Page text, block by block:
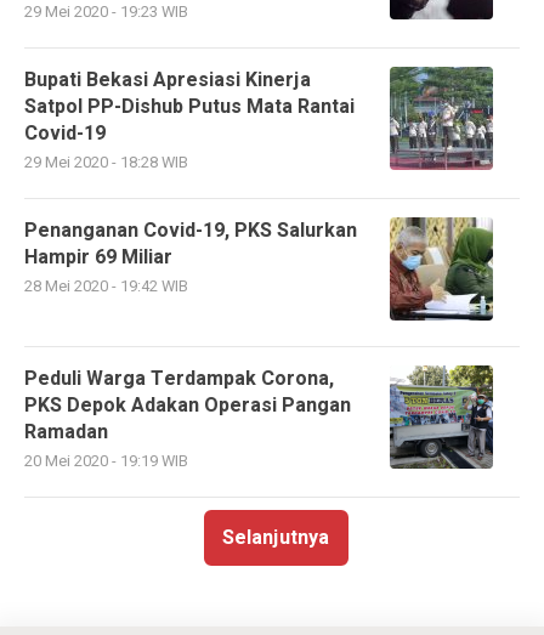
29 Mei 2020 - 19:23 WIB
Bupati Bekasi Apresiasi Kinerja
Satpol PP-Dishub Putus Mata Rantai
Covid-19
29 Mei 2020 - 18:28 WIB
Penanganan Covid-19, PKS Salurkan
Hampir 69 Miliar
28 Mei 2020 - 19:42 WIB
Peduli Warga Terdampak Corona,
PKS Depok Adakan Operasi Pangan
Ramadan
20 Mei 2020 - 19:19 WIB
Selanjutnya